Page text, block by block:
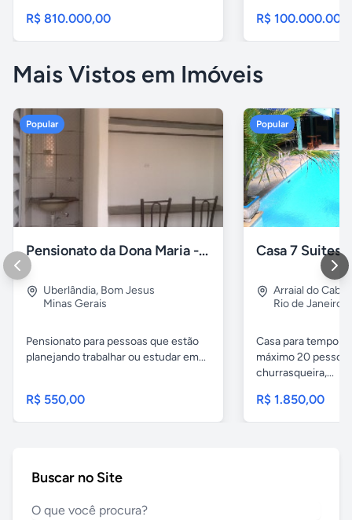
R$ 810.000,00 R$
Mais Vistos em Imóveis
Popular
Pensionato da Dona Maria - Uberlândia/MG
Uberlândia, Bom Jesus
Minas Gerais
Pensionato para pessoas que estão
planejando trabalhar ou estudar em...
R$ 550,00
Popular
Arraial do Cabo
Rio de Janeiro
Casa para
máximo 20
churrasqueira,...
R$ 1.850,00
Buscar no Site